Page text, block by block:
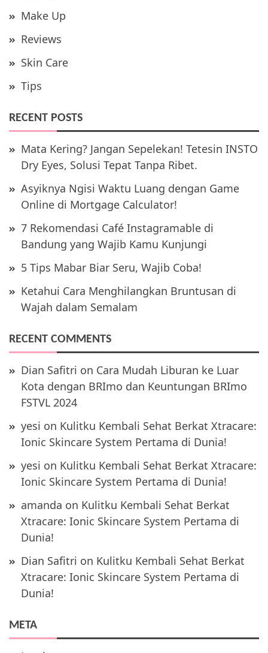
Make Up
Reviews
Skin Care
Tips
RECENT POSTS
Mata Kering? Jangan Sepelekan! Tetesin INSTO
Dry Eyes, Solusi Tepat Tanpa Ribet.
Asyiknya Ngisi Waktu Luang dengan Game
Online di Mortgage Calculator!
7 Rekomendasi Café Instagramable di
Bandung yang Wajib Kamu Kunjungi
5 Tips Mabar Biar Seru, Wajib Coba!
Ketahui Cara Menghilangkan Bruntusan di
Wajah dalam Semalam
RECENT COMMENTS
Dian Safitri on Cara Mudah Liburan ke Luar
Kota dengan BRImo dan Keuntungan BRImo
FSTVL 2024
yesi on Kulitku Kembali Sehat Berkat Xtracare:
Ionic Skincare System Pertama di Dunia!
yesi on Kulitku Kembali Sehat Berkat Xtracare:
Ionic Skincare System Pertama di Dunia!
amanda on Kulitku Kembali Sehat Berkat
Xtracare: Ionic Skincare System Pertama di
Dunia!
Dian Safitri on Kulitku Kembali Sehat Berkat
Xtracare: Ionic Skincare System Pertama di
Dunia!
META